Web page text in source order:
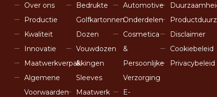
Over ons
Productie
Kwaliteit
Innovatie
Maatwerkverpakkingen
Algemene
Voorwaarden
Bedrukte
Golfkartonnen
Dozen
Vouwdozen
&
Sleeves
Maatwerk
Automotive
Onderdelen
Cosmetica
&
Persoonlijke
Verzorging
E-
Disclaimer
Cookiebeleid
Privacybeleid